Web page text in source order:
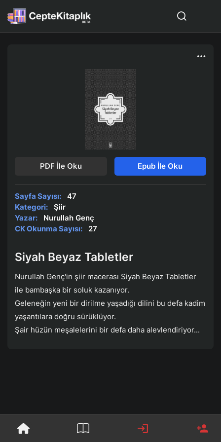
PDF İle Oku Epub İle Oku
Sayfa Sayısı:
47
Kategori:
Şiir
Yazar:
Nurullah Genç
CK Okunma Sayısı:
27
Siyah Beyaz Tabletler
Nurullah Genç'in şiir macerası Siyah Beyaz Tabletler
ile bambaşka bir soluk kazanıyor.
Geleneğin yeni bir dirilme yaşadığı dilini bu defa kadim
yaşantılara doğru sürüklüyor.
Şair hüzün meşalelerini bir defa daha alevlendiriyor...